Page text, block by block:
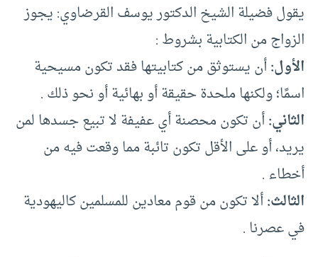
يقول فضيلة الشيخ الدكتور يوسف القرضاوي: يجوز
الزواج من الكتابية بشروط :
الأول:أن يستوثق من كتابيتها فقد تكون مسيحية
اسمًا؛ ولكنها ملحدة حقيقة أو بهائية أو نحو ذلك .
الثاني:أن تكون محصنة أي عفيفة لا تبيع جسدها لمن
يريد، أو على الأقل تكون تائبة مما وقعت فيه من
أخطاء .
الثالث:ألا تكون من قوم معادين للمسلمين كاليهودية
في عصرنا .